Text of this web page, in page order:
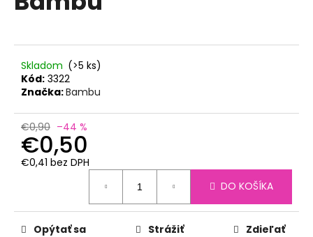
Skladom (>5 ks)
Kód: 3322
Značka:Bambu
€0,90 –44 %
€0,50
€0,41 bez DPH
DO KOŠÍKA
Opýtať sa Strážiť Zdieľať
e
ZDRAVÁ
FĽAŠA
-
KRYTKA
FLOPPY
€2,40